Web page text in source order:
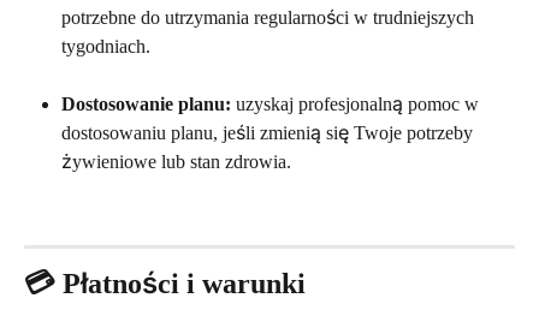
potrzebne do utrzymania regularności w trudniejszych
tygodniach.
Dostosowanie planu: uzyskaj profesjonalną pomoc w
dostosowaniu planu, jeśli zmienią się Twoje potrzeby
żywieniowe lub stan zdrowia.
💳 Płatności i warunki